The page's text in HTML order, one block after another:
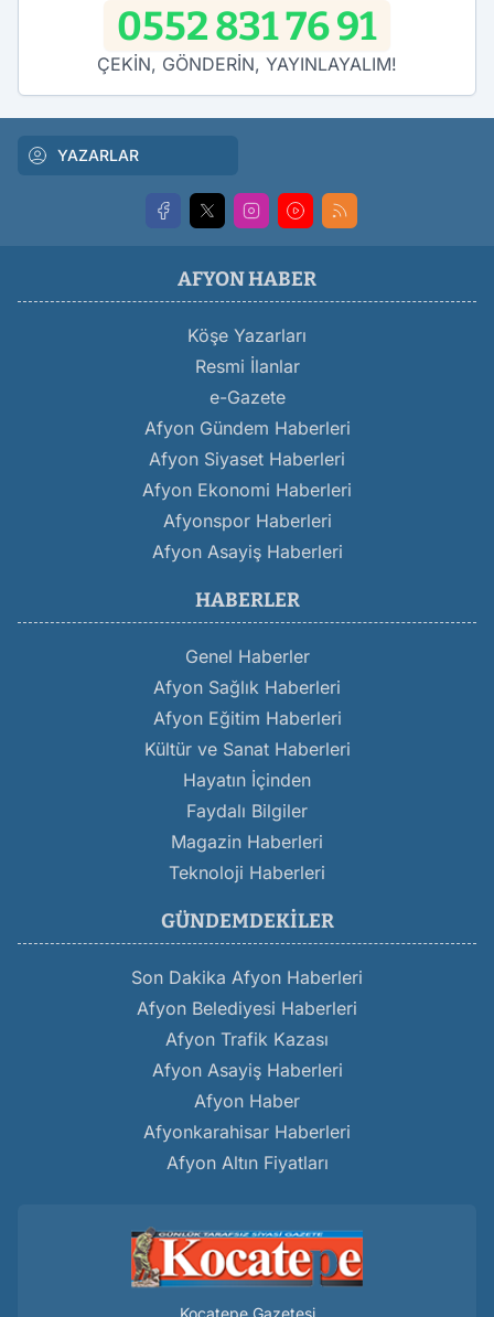
0552 831 76 91
ÇEKİN, GÖNDERİN, YAYINLAYALIM!
YAZARLAR
AFYON HABER
Köşe Yazarları
Resmi İlanlar
e-Gazete
Afyon Gündem Haberleri
Afyon Siyaset Haberleri
Afyon Ekonomi Haberleri
Afyonspor Haberleri
Afyon Asayiş Haberleri
HABERLER
Genel Haberler
Afyon Sağlık Haberleri
Afyon Eğitim Haberleri
Kültür ve Sanat Haberleri
Hayatın İçinden
Faydalı Bilgiler
Magazin Haberleri
Teknoloji Haberleri
GÜNDEMDEKILER
Son Dakika Afyon Haberleri
Afyon Belediyesi Haberleri
Afyon Trafik Kazası
Afyon Asayiş Haberleri
Afyon Haber
Afyonkarahisar Haberleri
Afyon Altın Fiyatları
Kocatepe Gazetesi